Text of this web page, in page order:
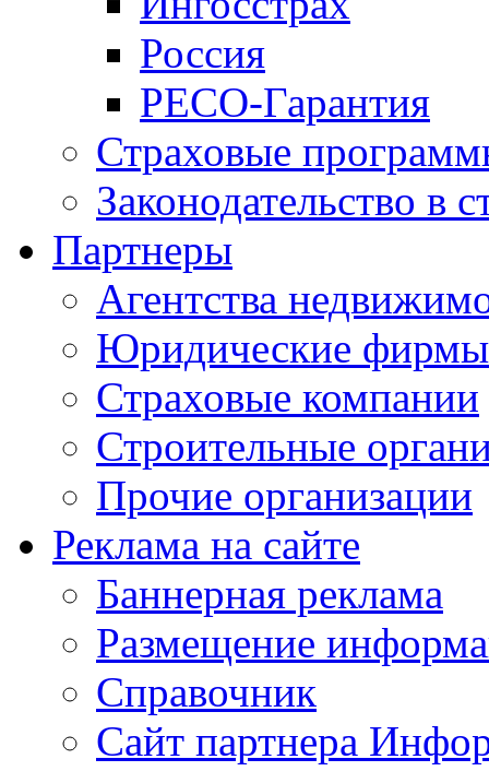
Россия
РЕСО-Гарантия
Страховые
Законодательство в
Партнеры
Агентства
Юридические фирмы
Страховые компании
Строительные
Прочие организации
Реклама на сайте
Баннерная реклама
Размещение
Справочник
Сайт партнера